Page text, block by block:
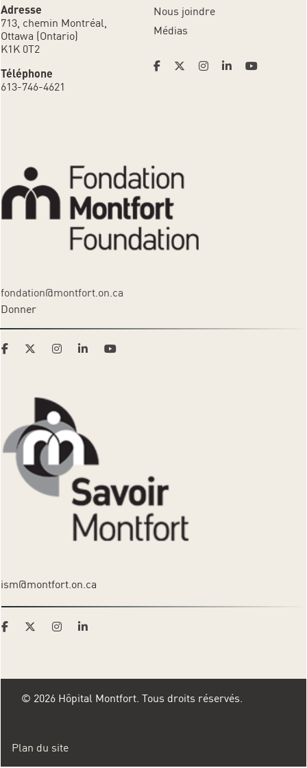
Adresse
713, chemin Montréal,
Ottawa (Ontario)
K1K 0T2
Téléphone
613-746-4621
Nous joindre
Médias
fondation@montfort.on.ca
Donner
ism@montfort.on.ca
© 2026 Hôpital Montfort. Tous droits réservés.
Plan du site